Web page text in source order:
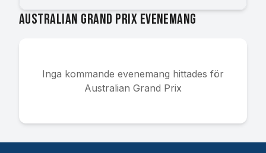
Australian Grand Prix evenemang
Inga kommande evenemang hittades för
Australian Grand Prix